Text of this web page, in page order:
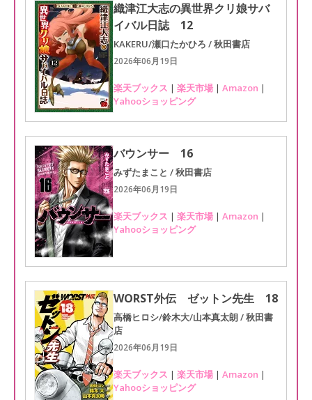
織津江大志の異世界クリ娘サバ
イバル日誌 12
KAKERU/瀬口たかひろ / 秋田書店
2026年06月19日
楽天ブックス | 楽天市場 | Amazon |
Yahooショッピング
バウンサー 16
みずたまこと / 秋田書店
2026年06月19日
楽天ブックス | 楽天市場 | Amazon |
Yahooショッピング
WORST外伝 ゼットン先生 18
高橋ヒロシ/鈴木大/山本真太朗 / 秋田書
店
2026年06月19日
楽天ブックス | 楽天市場 | Amazon |
Yahooショッピング